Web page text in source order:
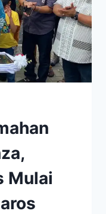
Mulai